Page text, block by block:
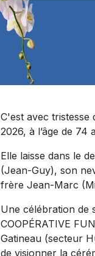
C'est avec tristesse
2026, à l’âge de
Elle laisse dans le
(Jean-Guy), son
frère Jean-Marc
Une célébration de
COOPÉRATIVE
Gatineau (secteur
de visionner la